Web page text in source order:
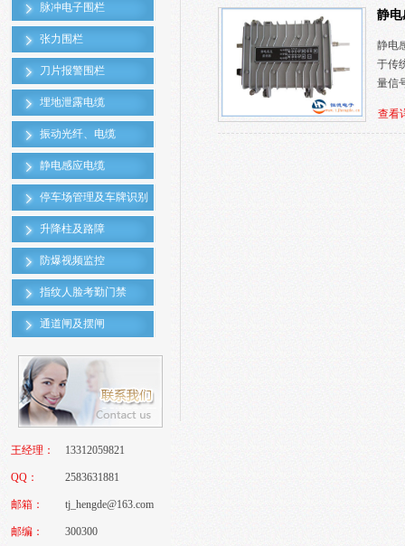
脉冲电子围栏
张力围栏
刀片报警围栏
埋地泄露电缆
振动光纤、电缆
静电感应电缆
停车场管理及车牌识别
升降柱及路障
防爆视频监控
指纹人脸考勤门禁
通道闸及摆闸
王经理： 13312059821
QQ： 2583631881
邮箱： tj_hengde@163.com
邮编： 300300
静电
静电
于传
量信
查看